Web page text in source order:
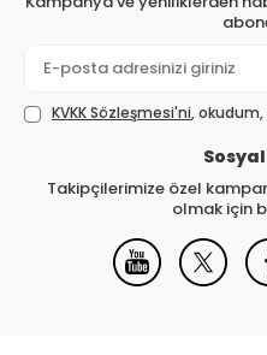
KVKK Sözleşmesi'ni,
Takipçilerimize özel
olmak için